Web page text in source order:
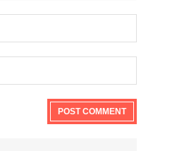
Purwakarta
regeringsmyndigheden i
Vestjava lukkede